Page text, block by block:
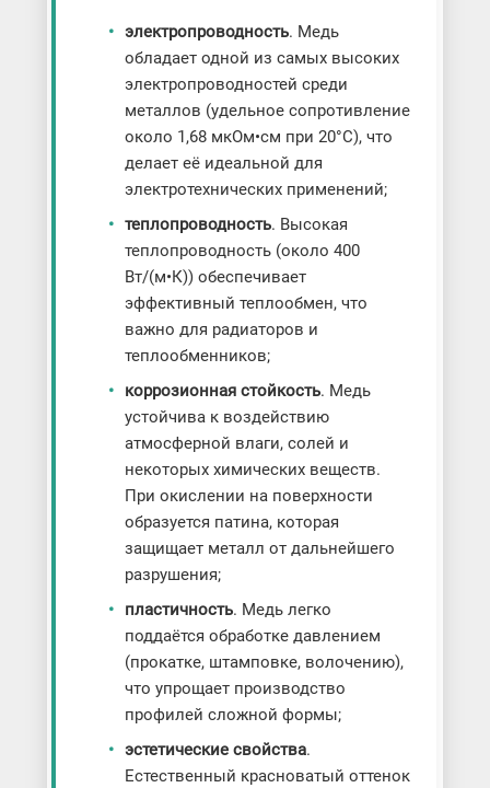
электропроводность. Медь
обладает одной из самых высоких
электропроводностей среди
металлов (удельное сопротивление
около 1,68 мкОм•см при 20°C), что
делает её идеальной для
электротехнических применений;
теплопроводность. Высокая
теплопроводность (около 400
Вт/(м•К)) обеспечивает
эффективный теплообмен, что
важно для радиаторов и
теплообменников;
коррозионная стойкость. Медь
устойчива к воздействию
атмосферной влаги, солей и
некоторых химических веществ.
При окислении на поверхности
образуется патина, которая
защищает металл от дальнейшего
разрушения;
пластичность. Медь легко
поддаётся обработке давлением
(прокатке, штамповке, волочению),
что упрощает производство
профилей сложной формы;
эстетические свойства.
Естественный красноватый оттенок